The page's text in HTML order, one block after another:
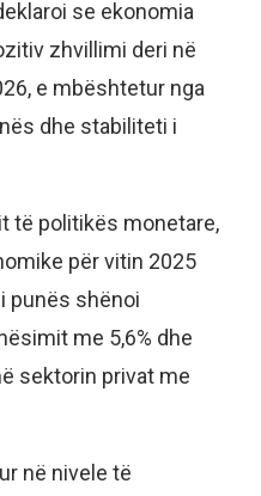
se ekonomia
zhvillimi deri në
e mbështetur nga
dhe stabiliteti i
të politikës monetare,
për vitin 2025
punës shënoi
me 5,6% dhe
sektorin privat me
në nivele të